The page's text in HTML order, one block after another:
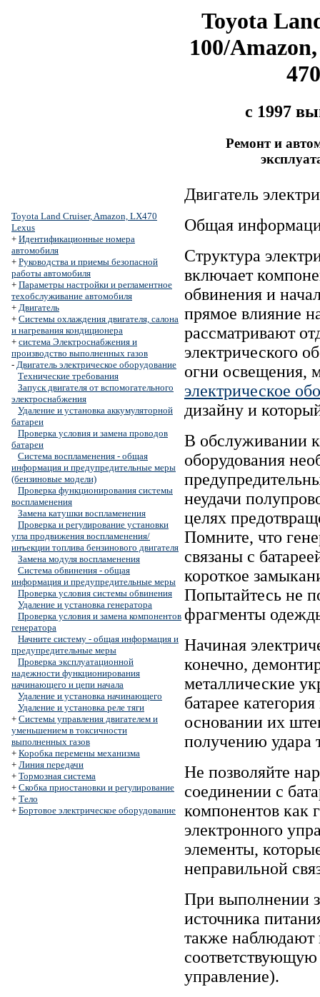
Toyota
100/
470
с 1997
Ремонт и
Toyota Land Cruiser, Amazon, LX470
Lexus
+ Идентификационные номера
автомобиля
+ Руководства и приемы безопасной
работы автомобиля
+ Параметры настройки и регламентное
техобслуживание автомобиля
+ Двигатель
+ Системы охлаждения двигателя, салона
и нагревания кондиционера
+ система Электроснабжения и
производство выполненных газов
- Двигатель электрическое оборудование
Технические требования
Запуск двигателя от вспомогательного
электроснабжения
Удаление и установка аккумуляторной
батареи
Проверка условия и замена проводов
батареи
Система воспламенения - общая
информация и предупредительные меры
(бензиновые модели)
Проверка функционирования системы
воспламенения
Замена катушки воспламенения
Проверка и регулирование установки
угла продвижения воспламенения/
инъекции топлива бензинового двигателя
Замена модуля воспламенения
Система обвинения - общая
информация и предупредительные меры
Проверка условия системы обвинения
Удаление и установка генератора
Проверка условия и замена компонентов
генератора
Начните систему - общая информация и
предупредительные меры
Проверка эксплуатационной
надежности функционирования
начинающего и цепи начала
Удаление и установка начинающего
Удаление и установка реле тяги
+ Системы управления двигателем и
уменьшением в токсичности
выполненных газов
+ Коробка перемены механизма
+ Линия передачи
+ Тормозная система
+ Скобка приостановки и регулирование
+ Тело
+ Бортовое электрическое оборудование
Двигатель
Общая
Структура
включает
обвинения и
прямое влияние
рассматривают
электрического
огни освещения,
электрическое
дизайну и
В обслуживании
оборудования
неудачи
целях
Помните, что
связаны с
короткое
Попытайтесь не
фрагменты
Начиная
конечно,
металлические
батарее
основании их
получению удара
Не позволяйте
соединении с
компонентов как
электронного
элементы,
неправильной
При выполнении
источника
также наблюдают
управление).